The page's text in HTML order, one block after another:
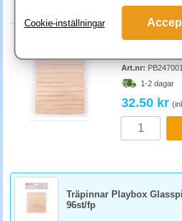
Hur förvaras pysselmaterial
Sortimentslådor med fack passar för
Tygkassar och plastlådor med lock håller
innehållet på utsidan. Sparar mycket tid
för en lektion.
Träpinnar
Art.nr:
1-2 dagar
32.50 kr
Träpinnar Playbox
96st/fp
Cookie-inställningar